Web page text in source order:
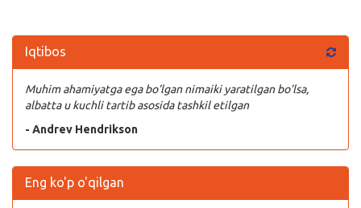
Iqtibos
Muhim ahamiyatga ega bo’lgan nimaiki yaratilgan bo’lsa,
albatta u kuchli tartib asosida tashkil etilgan
- Andrev Hendrikson
Eng ko'p o'qilgan